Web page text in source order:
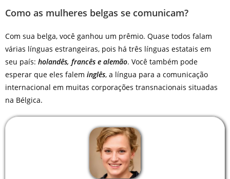
Como as mulheres belgas se comunicam?
Com sua belga, você ganhou um prêmio. Quase todos falam
várias línguas estrangeiras, pois há três línguas estatais em
seu país: holandês, francês e alemão. Você também pode
esperar que eles falem inglês, a língua para a comunicação
internacional em muitas corporações transnacionais situadas
na Bélgica.